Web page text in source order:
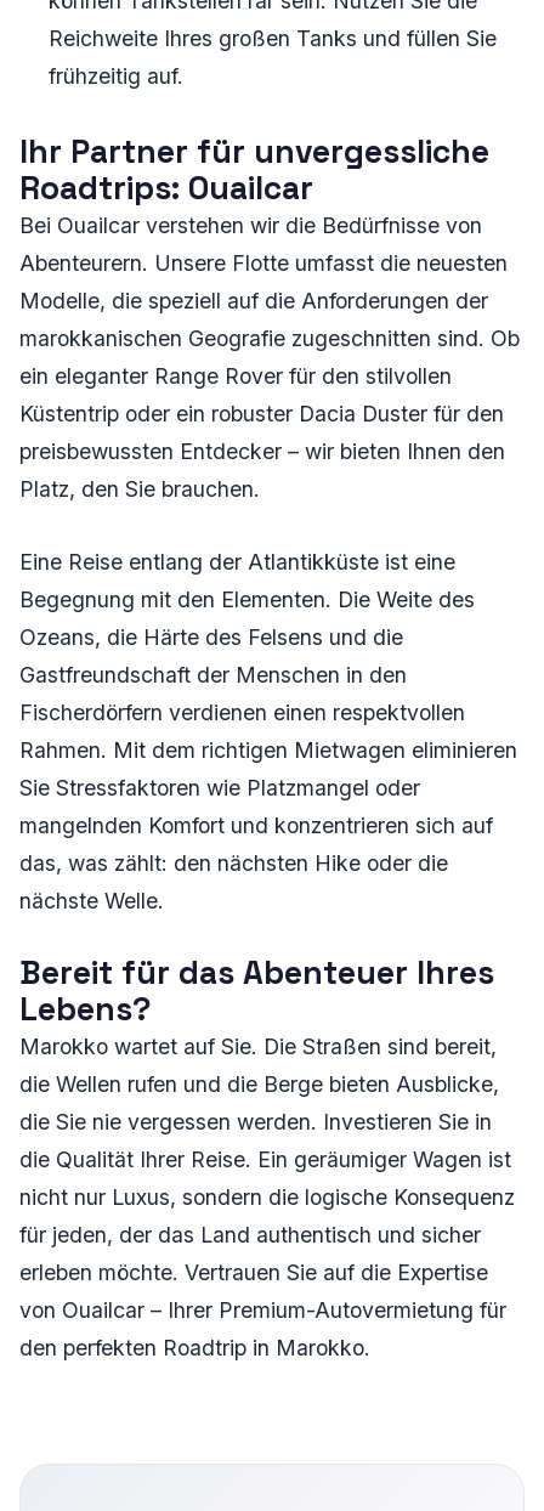
Reichweite Ihres großen Tanks und füllen Sie
frühzeitig auf.
Ihr Partner für unvergessliche
Roadtrips: Ouailcar
Bei Ouailcar verstehen wir die Bedürfnisse von
Abenteurern. Unsere Flotte umfasst die neuesten
Modelle, die speziell auf die Anforderungen der
marokkanischen Geografie zugeschnitten sind. Ob
ein eleganter Range Rover für den stilvollen
Küstentrip oder ein robuster Dacia Duster für den
preisbewussten Entdecker – wir bieten Ihnen den
Platz, den Sie brauchen.
Eine Reise entlang der Atlantikküste ist eine
Begegnung mit den Elementen. Die Weite des
Ozeans, die Härte des Felsens und die
Gastfreundschaft der Menschen in den
Fischerdörfern verdienen einen respektvollen
Rahmen. Mit dem richtigen Mietwagen eliminieren
Sie Stressfaktoren wie Platzmangel oder
mangelnden Komfort und konzentrieren sich auf
das, was zählt: den nächsten Hike oder die
nächste Welle.
Bereit für das Abenteuer Ihres
Lebens?
Marokko wartet auf Sie. Die Straßen sind bereit,
die Wellen rufen und die Berge bieten Ausblicke,
die Sie nie vergessen werden. Investieren Sie in
die Qualität Ihrer Reise. Ein geräumiger Wagen ist
nicht nur Luxus, sondern die logische Konsequenz
für jeden, der das Land authentisch und sicher
erleben möchte. Vertrauen Sie auf die Expertise
von Ouailcar – Ihrer Premium-Autovermietung für
den perfekten Roadtrip in Marokko.